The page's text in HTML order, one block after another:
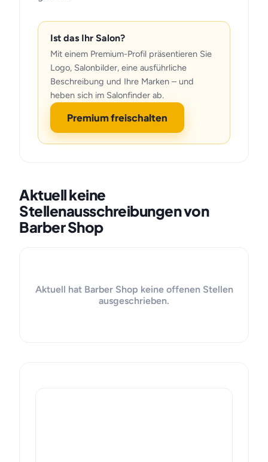
Ist das Ihr Salon?
Mit einem Premium-Profil präsentieren Sie
Logo, Salonbilder, eine ausführliche
Beschreibung und Ihre Marken – und
heben sich im Salonfinder ab.
Premium freischalten
Aktuell keine
Stellenausschreibungen von
Barber Shop
Aktuell hat Barber Shop keine offenen Stellen
ausgeschrieben.